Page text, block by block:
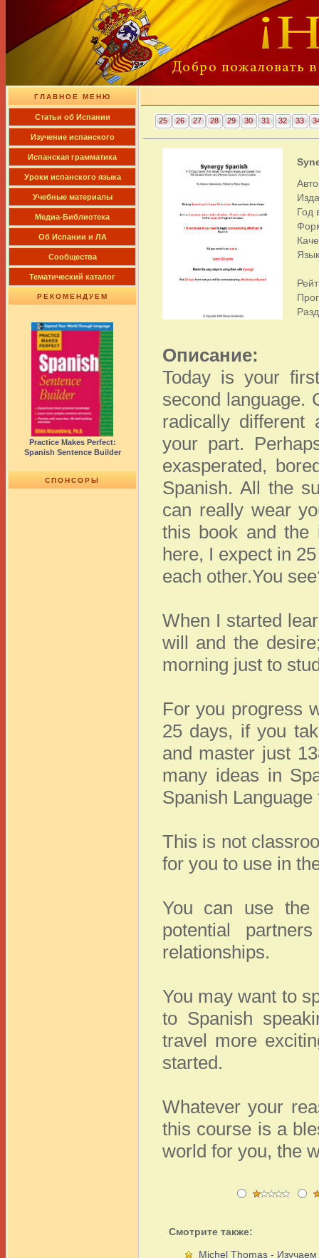
ГЛАВНОЕ МЕНЮ
Cтатьи об Испании
Изучение испанского
Испанская грамматика
Уроки испанского языка
Учебные материалы
Медиа-Библиотека
Об Испании и ЛА
Сообщества
Тематический каталог
РЕКОМЕНДУЕМ
Practice Makes Perfect:
Spanish Sentence Builder
СПОНСОРЫ
25 26 27 28 29 30 31 32 33
Год
Описание:
Today is your
second language.
radically different
your part.
exasperated,
Spanish. All the
can really wear
this book and the
here, I expect in
each other.You
When I started
will and the
morning just to
For you progress
25 days, if you
and master just
many ideas in
Spanish
This is not
for you to use in
You can use the
potential
relationships.
You may want to
to Spanish
travel more
started.
Whatever your
this course is a
world for you, the
Смотрите также:
Michel Thomas -